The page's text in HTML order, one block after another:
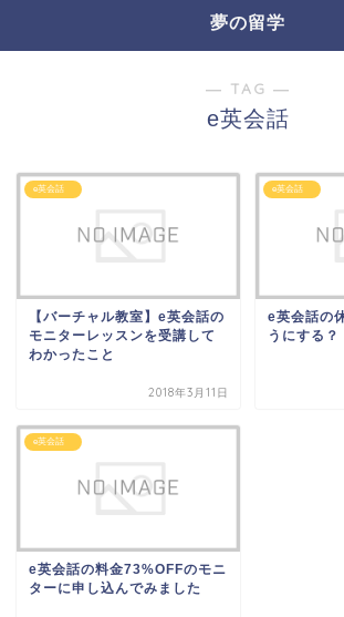
夢の留学
― TAG ―
e英会話
e英会話
【バーチャル教室】e英会話の
モニターレッスンを受講して
わかったこと
2018年3月11日
e英会話
e英会話の
うにする？
e英会話
e英会話の料金73%OFFのモニ
ターに申し込んでみました